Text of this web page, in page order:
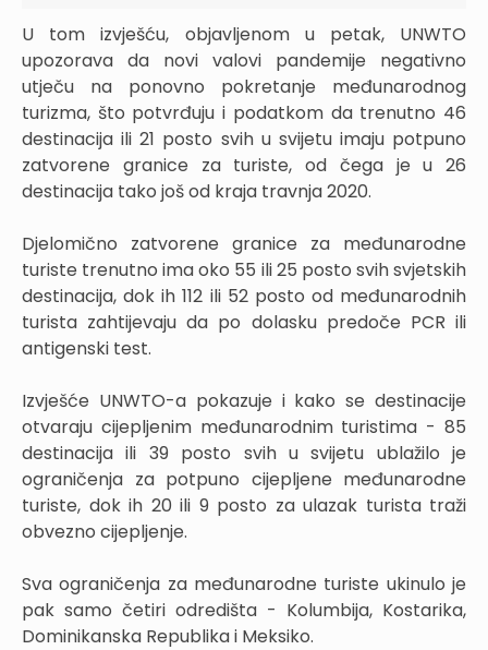
U tom izvješću, objavljenom u petak, UNWTO
upozorava da novi valovi pandemije negativno
utječu na ponovno pokretanje međunarodnog
turizma, što potvrđuju i podatkom da trenutno 46
destinacija ili 21 posto svih u svijetu imaju potpuno
zatvorene granice za turiste, od čega je u 26
destinacija tako još od kraja travnja 2020.
Djelomično zatvorene granice za međunarodne
turiste trenutno ima oko 55 ili 25 posto svih svjetskih
destinacija, dok ih 112 ili 52 posto od međunarodnih
turista zahtijevaju da po dolasku predoče PCR ili
antigenski test.
Izvješće UNWTO-a pokazuje i kako se destinacije
otvaraju cijepljenim međunarodnim turistima - 85
destinacija ili 39 posto svih u svijetu ublažilo je
ograničenja za potpuno cijepljene međunarodne
turiste, dok ih 20 ili 9 posto za ulazak turista traži
obvezno cijepljenje.
Sva ograničenja za međunarodne turiste ukinulo je
pak samo četiri odredišta - Kolumbija, Kostarika,
Dominikanska Republika i Meksiko.